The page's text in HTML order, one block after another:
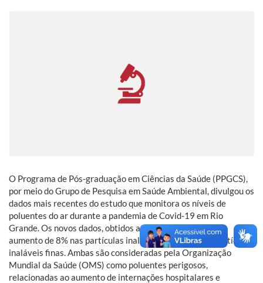
O Programa de Pós-graduação em Ciências da Saúde (PPGCS),
por meio do Grupo de Pesquisa em Saúde Ambiental, divulgou os
dados mais recentes do estudo que monitora os níveis de
poluentes do ar durante a pandemia de Covid-19 em Rio
Grande. Os novos dados, obtidos até setembro, indicam o
aumento de 8% nas partículas inaláveis e de 10% nas partículas
inaláveis finas. Ambas são consideradas pela Organização
Mundial da Saúde (OMS) como poluentes perigosos,
relacionadas ao aumento de internações hospitalares e